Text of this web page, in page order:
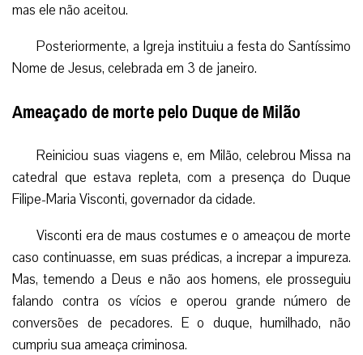
mas ele não aceitou.
Posteriormente, a Igreja instituiu a festa do Santíssimo
Nome de Jesus, celebrada em 3 de janeiro.
Ameaçado de morte pelo Duque de Milão
Reiniciou suas viagens e, em Milão, celebrou Missa na
catedral que estava repleta, com a presença do Duque
Filipe-Maria Visconti, governador da cidade.
Visconti era de maus costumes e o ameaçou de morte
caso continuasse, em suas prédicas, a increpar a impureza.
Mas, temendo a Deus e não aos homens, ele prosseguiu
falando contra os vícios e operou grande número de
conversões de pecadores. E o duque, humilhado, não
cumpriu sua ameaça criminosa.